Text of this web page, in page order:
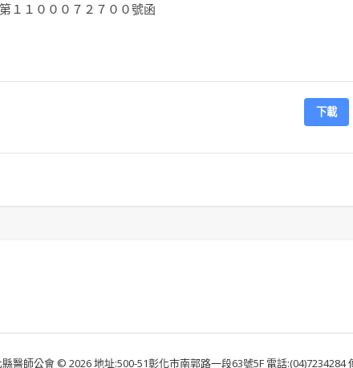
１１０００７２７００號函
下載
醫師公會 © 2026 地址:500-51彰化市南郭路一段63號5F 電話:(04)7234284